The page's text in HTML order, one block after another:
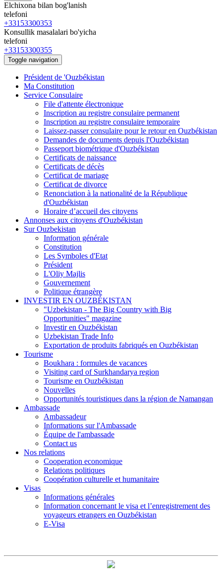
Elchixona bilan bog'lanish
telefoni
+33153300353
Konsullik masalalari bo'yicha
telefoni
+33153300355
Toggle navigation
Président de 'Ouzbékistan
Ma Constitution
Service Consulaire
File d'attente électronique
Inscription au registre consulaire permanent
Inscription au registre consulaire temporaire
Laissez-passer consulaire pour le retour en Ouzbékistan
Demandes de documents depuis l'Ouzbékistan
Passeport biométrique d'Ouzbékistan
Certificats de naissance
Certificats de décès
Certificat de mariage
Certificat de divorce
Renonciation à la nationalité de la République
d'Ouzbékistan
Horaire d’accueil des citoyens
Annonses aux citoyens d'Ouzbékistan
Sur Ouzbekistan
Information générale
Constitution
Les Symboles d'Etat
Président
L'Oliy Majlis
Gouvernement
Politique étrangère
INVESTIR EN OUZBÉKISTAN
"Uzbekistan - The Big Country with Big
Opportunities" magazine
Investir en Ouzbékistan
Uzbekistan Trade Info
Exportation de produits fabriqués en Ouzbékistan
Tourisme
Boukhara : formules de vacances
Visiting card of Surkhandarya region
Tourisme en Ouzbékistan
Nouvelles
Opportunités touristiques dans la région de Namangan
Ambassade
Ambassadeur
Informations sur l'Ambassade
Équipe de l'ambassade
Contact us
Nos relations
Cooperation economique
Relations politiques
Coopération culturelle et humanitaire
Visas
Informations générales
Information concernant le visa et l’enregistrement des
voyageurs etrangers en Ouzbékistan
E-Visa